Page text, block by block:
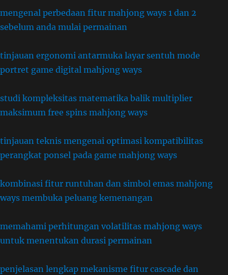
mengenal perbedaan fitur mahjong ways 1 dan 2
sebelum anda mulai permainan
tinjauan ergonomi antarmuka layar sentuh mode
portret game digital mahjong ways
studi kompleksitas matematika balik multiplier
maksimum free spins mahjong ways
tinjauan teknis mengenai optimasi kompatibilitas
perangkat ponsel pada game mahjong ways
kombinasi fitur runtuhan dan simbol emas mahjong
ways membuka peluang kemenangan
memahami perhitungan volatilitas mahjong ways
untuk menentukan durasi permainan
penjelasan lengkap mekanisme fitur cascade dan